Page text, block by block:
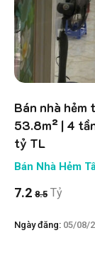
Bán nhà hẻm
53.8m² | 4
tỷ TL
Bán Nhà Hẻm
7.2 8.5 Tỷ
Ngày đăng: 05/08/